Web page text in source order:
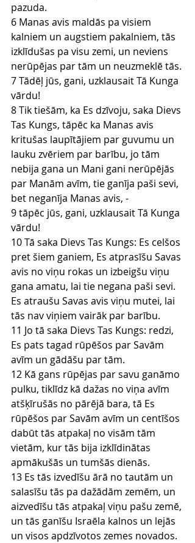
pazuda.
6 Manas avis maldās pa visiem
kalniem un augstiem pakalniem, tās
izklīdušas pa visu zemi, un neviens
nerūpējas par tām un neuzmeklē tās.
7 Tādēļ jūs, gani, uzklausait Tā Kunga
vārdu!
8 Tik tiešām, ka Es dzīvoju, saka Dievs
Tas Kungs, tāpēc ka Manas avis
kritušas laupītājiem par guvumu un
lauku zvēriem par barību, jo tām
nebija gana un Mani gani nerūpējās
par Manām avīm, tie ganīja paši sevi,
bet neganīja Manas avis, -
9 tāpēc jūs, gani, uzklausait Tā Kunga
vārdu!
10 Tā saka Dievs Tas Kungs: Es celšos
pret šiem ganiem, Es atprasīšu Savas
avis no viņu rokas un izbeigšu viņu
gana amatu, lai tie negana paši sevi.
Es atraušu Savas avis viņu mutei, lai
tās nav viņiem vairāk par barību.
11 Jo tā saka Dievs Tas Kungs: redzi,
Es pats tagad rūpēšos par Savām
avīm un gādāšu par tām.
12 Kā gans rūpējas par savu ganāmo
pulku, tiklīdz kā dažas no viņa avīm
atšķīrušās no pārējā bara, tā Es
rūpēšos par Savām avīm un centīšos
dabūt tās atpakaļ no visām tām
vietām, kur tās bija izklīdinātas
apmākušās un tumšās dienās.
13 Es tās izvedīšu ārā no tautām un
salasīšu tās pa dažādām zemēm, un
aizvedīšu tās atpakaļ viņu pašu zemē,
un tās ganīšu Israēla kalnos un lejās
un visos apdzīvotos zemes novados.